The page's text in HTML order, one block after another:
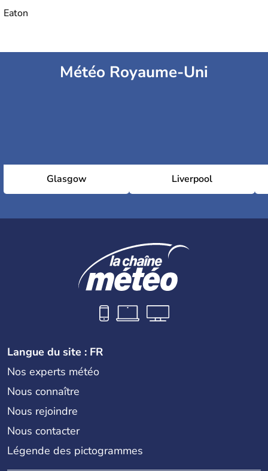
Eaton
Météo Royaume-Uni
Glasgow Liverpool
Langue du site : FR
Nos experts météo
Nous connaître
Nous rejoindre
Nous contacter
Légende des pictogrammes